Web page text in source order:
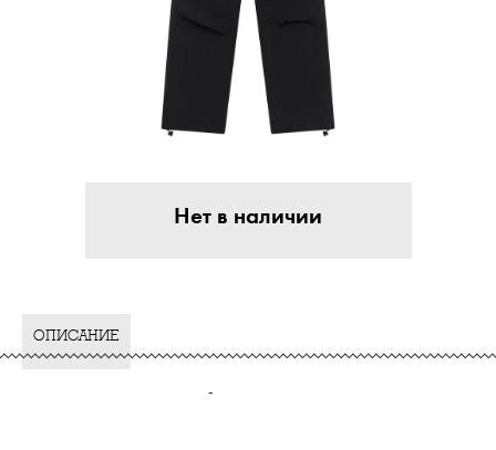
Нет в наличии
ОПИСАНИЕ
-